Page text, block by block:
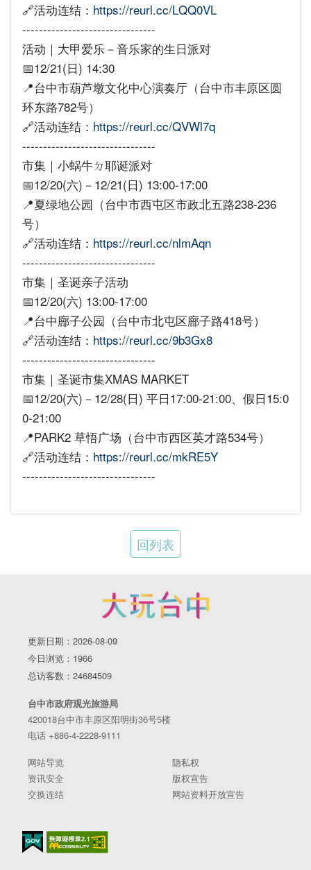
🔗活动连结： https://reurl.cc/LQQ0VL
--------------------------------
活动｜大甲爱乐－音乐家的生日派对
📅12/21(日) 14:30
📍台中市葫芦墩文化中心演奏厅（台中市丰原区圆
环东路782号）
🔗活动连结： https://reurl.cc/QVWl7q
--------------------------------
市集｜小蜗牛ㄉ耶诞派对
📅12/20(六)－12/21(日) 13:00-17:00
📍夏绿地公园（台中市西屯区市政北五路238-236
号）
🔗活动连结： https://reurl.cc/nlmAqn
--------------------------------
市集｜圣诞亲子活动
📅12/20(六) 13:00-17:00
📍台中廍子公园（台中市北屯区廍子路418号）
🔗活动连结： https://reurl.cc/9b3Gx8
--------------------------------
市集｜圣诞市集XMAS MARKET
📅12/20(六)－12/28(日) 平日17:00-21:00、假日15:0
0-21:00
📍PARK2 草悟广场（台中市西区英才路534号）
🔗活动连结： https://reurl.cc/mkRE5Y
--------------------------------
回列表
更新日期：2026-08-09
今日浏览：1966
总访客数：24684509
台中市政府观光旅游局
420018台中市丰原区阳明街36号5楼
电话 +886-4-2228-9111
网站导览
隐私权
资讯安全
版权宣告
交换连结
网站资料开放宣告